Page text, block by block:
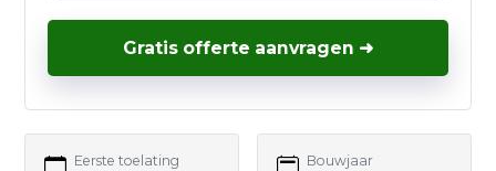
Uw naam
Gratis offerte aanvragen ➜
Eerste toelating Bouwjaar